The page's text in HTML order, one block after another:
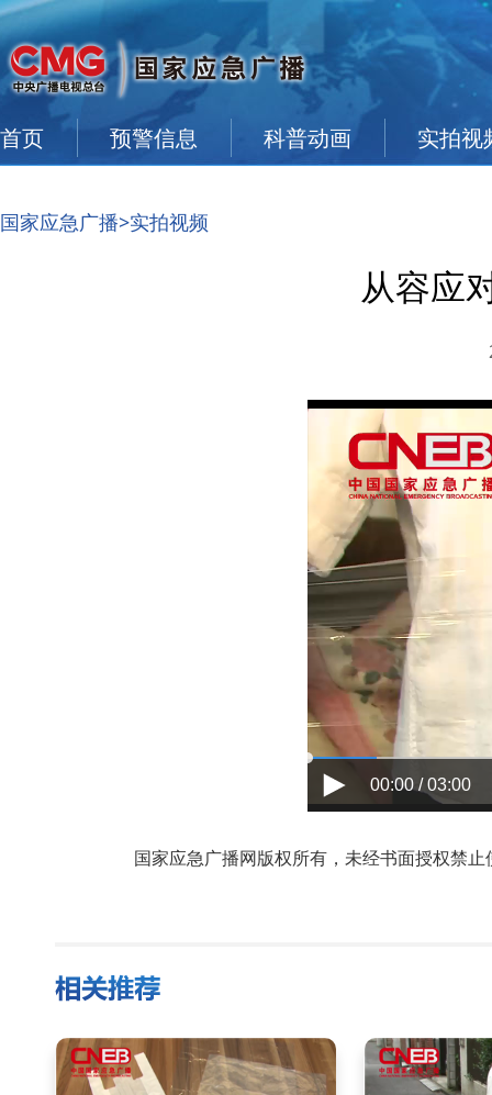
首页 预警信息 科普动画 实拍视
国家应急广播>实拍视频
从容应
00:00 / 03:00
国家应急广播网版权所有，未经书面授权禁